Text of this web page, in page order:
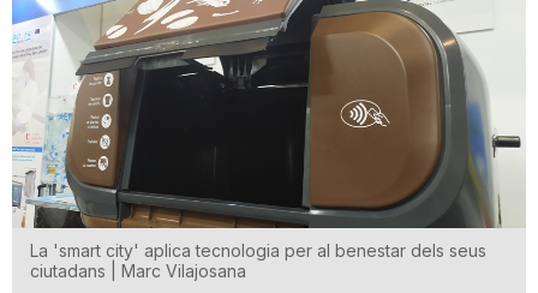
La 'smart city' aplica tecnologia per al benestar dels seus
ciutadans | Marc Vilajosana